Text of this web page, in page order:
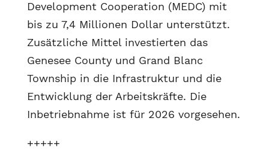
Development Cooperation (MEDC) mit
bis zu 7,4 Millionen Dollar unterstützt.
Zusätzliche Mittel investierten das
Genesee County und Grand Blanc
Township in die Infrastruktur und die
Entwicklung der Arbeitskräfte. Die
Inbetriebnahme ist für 2026 vorgesehen.
+++++